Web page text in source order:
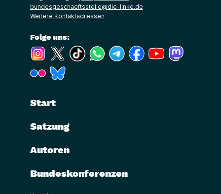
bundesgeschaeftsstelle@die-linke.de
Weitere Kontaktadressen
Folge uns:
(Link öffnet ein neues Fenster)
(Link öffnet ein neues Fenster)
(Link öffnet ein neues Fenster)
(Link öffnet ein neues Fenster)
(Link öffnet ein neues Fenster)
(Link öffnet ein neues
(Link öffnet ein
(Link öffnet ein neues Fenster)
Start
Satzung
Autoren
Bundeskonferenzen